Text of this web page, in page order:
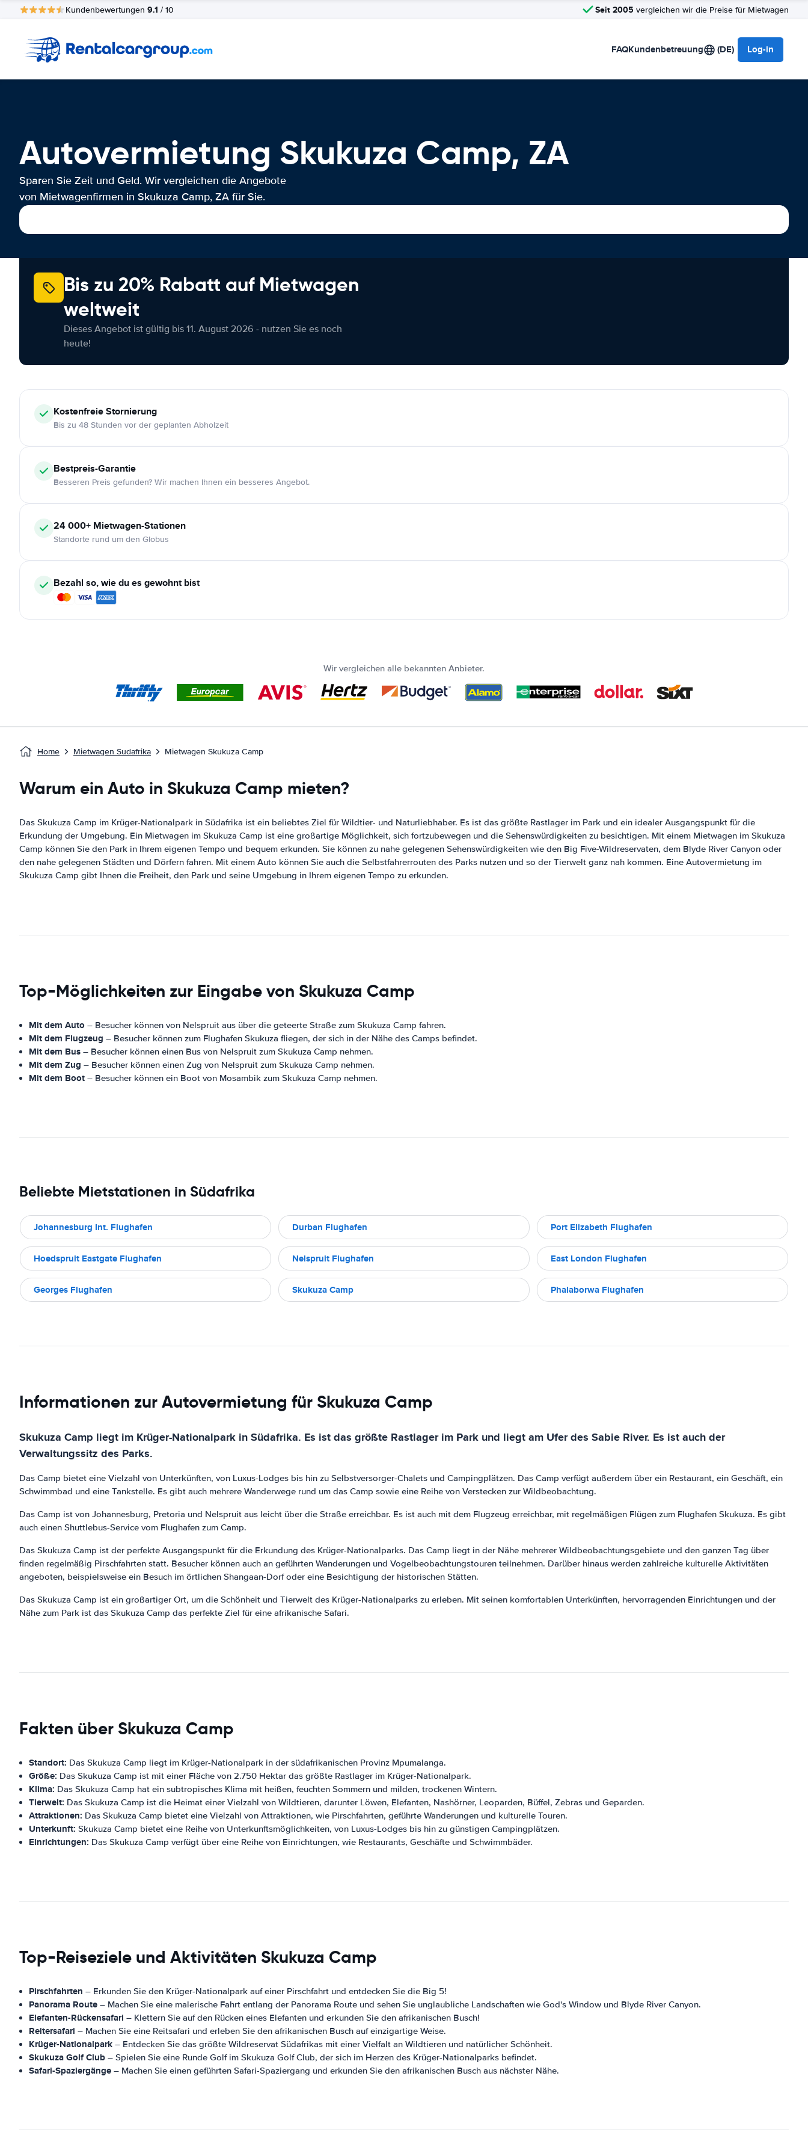
Kundenbewertungen 9.1 / 10 Seit 2005 vergleichen wir die Preise für Mietwagen
FAQKundenbetreuung (DE) Log-in
Autovermietung Skukuza Camp, ZA
Sparen Sie Zeit und Geld. Wir vergleichen die Angebote
von Mietwagenfirmen in Skukuza Camp, ZA für Sie.
Bis zu 20% Rabatt auf Mietwagen
weltweit
Dieses Angebot ist gültig bis 11. August 2026 - nutzen Sie es noch
heute!
KostenfreieStornierung
Bis zu 48 Stunden vor der geplanten Abholzeit
Bestpreis-Garantie
Besseren Preis gefunden? Wir machen Ihnen ein besseres Angebot.
24 000+ Mietwagen-Stationen
Standorte rund um den Globus
Bezahl so, wie du es gewohnt bist
Wir vergleichen alle bekannten Anbieter.
Home Mietwagen Sudafrika Mietwagen Skukuza Camp
Warum ein Auto in Skukuza Camp mieten?
Das Skukuza Camp im Krüger-Nationalpark in Südafrika ist ein beliebtes Ziel für Wildtier- und Naturliebhaber. Es ist das größte Rastlager im Park und ein idealer Ausgangspunkt für die
Erkundung der Umgebung. Ein Mietwagen im Skukuza Camp ist eine großartige Möglichkeit, sich fortzubewegen und die Sehenswürdigkeiten zu besichtigen. Mit einem Mietwagen im Skukuza
Camp können Sie den Park in Ihrem eigenen Tempo und bequem erkunden. Sie können zu nahe gelegenen Sehenswürdigkeiten wie den Big Five-Wildreservaten, dem Blyde River Canyon oder
den nahe gelegenen Städten und Dörfern fahren. Mit einem Auto können Sie auch die Selbstfahrerrouten des Parks nutzen und so der Tierwelt ganz nah kommen. Eine Autovermietung im
Skukuza Camp gibt Ihnen die Freiheit, den Park und seine Umgebung in Ihrem eigenen Tempo zu erkunden.
Top-Möglichkeiten zur Eingabe von Skukuza Camp
Mit dem Auto – Besucher können von Nelspruit aus über die geteerte Straße zum Skukuza Camp fahren.
Mit dem Flugzeug – Besucher können zum Flughafen Skukuza fliegen, der sich in der Nähe des Camps befindet.
Mit dem Bus – Besucher können einen Bus von Nelspruit zum Skukuza Camp nehmen.
Mit dem Zug – Besucher können einen Zug von Nelspruit zum Skukuza Camp nehmen.
Mit dem Boot – Besucher können ein Boot von Mosambik zum Skukuza Camp nehmen.
Beliebte Mietstationen in Südafrika
Johannesburg Int. Flughafen Durban Flughafen Port Elizabeth Flughafen
Hoedspruit Eastgate Flughafen Nelspruit Flughafen East London Flughafen
Georges Flughafen Skukuza Camp Phalaborwa Flughafen
Informationen zur Autovermietung für Skukuza Camp
Skukuza Camp liegt im Krüger-Nationalpark in Südafrika. Es ist das größte Rastlager im Park und liegt am Ufer des Sabie River. Es ist auch der
Verwaltungssitz des Parks.
Das Camp bietet eine Vielzahl von Unterkünften, von Luxus-Lodges bis hin zu Selbstversorger-Chalets und Campingplätzen. Das Camp verfügt außerdem über ein Restaurant, ein Geschäft, ein
Schwimmbad und eine Tankstelle. Es gibt auch mehrere Wanderwege rund um das Camp sowie eine Reihe von Verstecken zur Wildbeobachtung.
Das Camp ist von Johannesburg, Pretoria und Nelspruit aus leicht über die Straße erreichbar. Es ist auch mit dem Flugzeug erreichbar, mit regelmäßigen Flügen zum Flughafen Skukuza. Es gibt
auch einen Shuttlebus-Service vom Flughafen zum Camp.
Das Skukuza Camp ist der perfekte Ausgangspunkt für die Erkundung des Krüger-Nationalparks. Das Camp liegt in der Nähe mehrerer Wildbeobachtungsgebiete und den ganzen Tag über
finden regelmäßig Pirschfahrten statt. Besucher können auch an geführten Wanderungen und Vogelbeobachtungstouren teilnehmen. Darüber hinaus werden zahlreiche kulturelle Aktivitäten
angeboten, beispielsweise ein Besuch im örtlichen Shangaan-Dorf oder eine Besichtigung der historischen Stätten.
Das Skukuza Camp ist ein großartiger Ort, um die Schönheit und Tierwelt des Krüger-Nationalparks zu erleben. Mit seinen komfortablen Unterkünften, hervorragenden Einrichtungen und der
Nähe zum Park ist das Skukuza Camp das perfekte Ziel für eine afrikanische Safari.
Fakten über Skukuza Camp
Standort: Das Skukuza Camp liegt im Krüger-Nationalpark in der südafrikanischen Provinz Mpumalanga.
Größe: Das Skukuza Camp ist mit einer Fläche von 2.750 Hektar das größte Rastlager im Krüger-Nationalpark.
Klima: Das Skukuza Camp hat ein subtropisches Klima mit heißen, feuchten Sommern und milden, trockenen Wintern.
Tierwelt: Das Skukuza Camp ist die Heimat einer Vielzahl von Wildtieren, darunter Löwen, Elefanten, Nashörner, Leoparden, Büffel, Zebras und Geparden.
Attraktionen: Das Skukuza Camp bietet eine Vielzahl von Attraktionen, wie Pirschfahrten, geführte Wanderungen und kulturelle Touren.
Unterkunft: Skukuza Camp bietet eine Reihe von Unterkunftsmöglichkeiten, von Luxus-Lodges bis hin zu günstigen Campingplätzen.
Einrichtungen: Das Skukuza Camp verfügt über eine Reihe von Einrichtungen, wie Restaurants, Geschäfte und Schwimmbäder.
Top-Reiseziele und Aktivitäten Skukuza Camp
Pirschfahrten – Erkunden Sie den Krüger-Nationalpark auf einer Pirschfahrt und entdecken Sie die Big 5!
Panorama Route – Machen Sie eine malerische Fahrt entlang der Panorama Route und sehen Sie unglaubliche Landschaften wie God's Window und Blyde River Canyon.
Elefanten-Rückensafari – Klettern Sie auf den Rücken eines Elefanten und erkunden Sie den afrikanischen Busch!
Reitersafari – Machen Sie eine Reitsafari und erleben Sie den afrikanischen Busch auf einzigartige Weise.
Krüger-Nationalpark – Entdecken Sie das größte Wildreservat Südafrikas mit einer Vielfalt an Wildtieren und natürlicher Schönheit.
Skukuza Golf Club – Spielen Sie eine Runde Golf im Skukuza Golf Club, der sich im Herzen des Krüger-Nationalparks befindet.
Safari-Spaziergänge – Machen Sie einen geführten Safari-Spaziergang und erkunden Sie den afrikanischen Busch aus nächster Nähe.